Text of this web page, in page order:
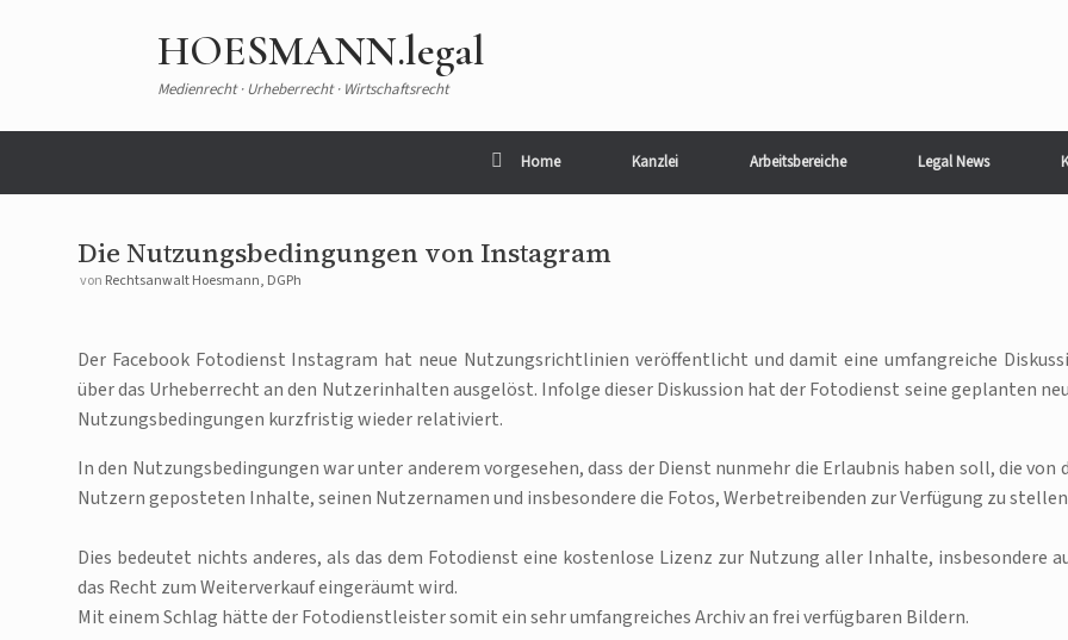
HOESMANN.legal
Medienrecht · Urheberrecht · Wirtschaftsrecht
Home Kanzlei Arbeitsbereiche Legal News
Die Nutzungsbedingungen von Instagram
von Rechtsanwalt Hoesmann, DGPh
Der Facebook Fotodienst Instagram hat neue Nutzungsrichtlinien veröffentlicht und damit eine umfangreiche
über das Urheberrecht an den Nutzerinhalten ausgelöst. Infolge dieser Diskussion hat der Fotodienst seine geplanten
Nutzungsbedingungen kurzfristig wieder relativiert.
In den Nutzungsbedingungen war unter anderem vorgesehen, dass der Dienst nunmehr die Erlaubnis haben soll, die von
Nutzern geposteten Inhalte, seinen Nutzernamen und insbesondere die Fotos, Werbetreibenden zur Verfügung zu
Dies bedeutet nichts anderes, als das dem Fotodienst eine kostenlose Lizenz zur Nutzung aller Inhalte, insbesondere
das Recht zum Weiterverkauf eingeräumt wird.
Mit einem Schlag hätte der Fotodienstleister somit ein sehr umfangreiches Archiv an frei verfügbaren Bildern.